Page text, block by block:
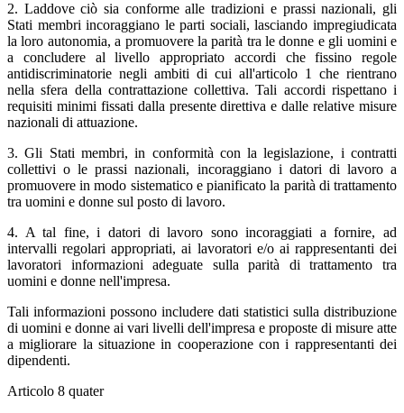
2. Laddove ciò sia conforme alle tradizioni e prassi nazionali, gli
Stati membri incoraggiano le parti sociali, lasciando impregiudicata
la loro autonomia, a promuovere la parità tra le donne e gli uomini e
a concludere al livello appropriato accordi che fissino regole
antidiscriminatorie negli ambiti di cui all'articolo 1 che rientrano
nella sfera della contrattazione collettiva. Tali accordi rispettano i
requisiti minimi fissati dalla presente direttiva e dalle relative misure
nazionali di attuazione.
3. Gli Stati membri, in conformità con la legislazione, i contratti
collettivi o le prassi nazionali, incoraggiano i datori di lavoro a
promuovere in modo sistematico e pianificato la parità di trattamento
tra uomini e donne sul posto di lavoro.
4. A tal fine, i datori di lavoro sono incoraggiati a fornire, ad
intervalli regolari appropriati, ai lavoratori e/o ai rappresentanti dei
lavoratori informazioni adeguate sulla parità di trattamento tra
uomini e donne nell'impresa.
Tali informazioni possono includere dati statistici sulla distribuzione
di uomini e donne ai vari livelli dell'impresa e proposte di misure atte
a migliorare la situazione in cooperazione con i rappresentanti dei
dipendenti.
Articolo 8 quater